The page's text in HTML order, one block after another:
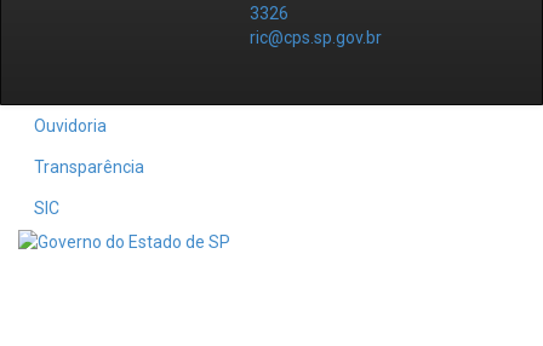
3326
ric@cps.sp.gov.br
Ouvidoria
Transparência
SIC